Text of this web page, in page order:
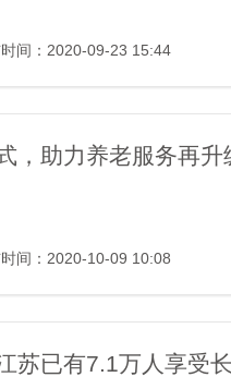
间：2020-09-23 15:44
，助力养老服务再升
间：2020-10-09 10:08
苏已有7.1万人享受